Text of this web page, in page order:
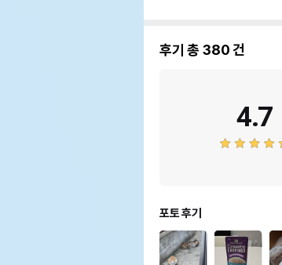
후기 총 380건
4.7
포토 후기